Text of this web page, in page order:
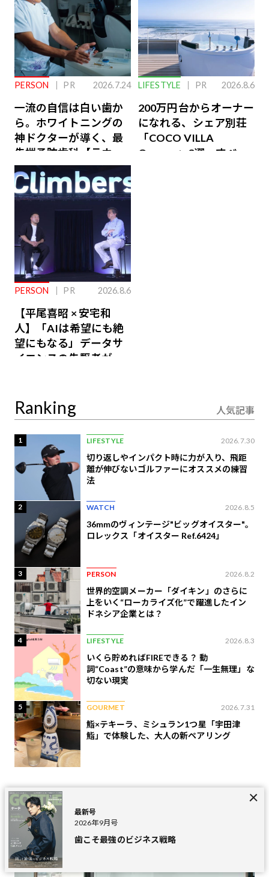
PERSON PR 2026.7.24
一流の自信は白い歯か
ら。ホワイトニングの
神ドクターが導く、最
先端予防歯科【ラウン
ジ会員特典あり】
LIFESTYLE PR 2026.8.6
200万円台からオーナー
になれる、シェア別荘
「COCO VILLA
Owners」3選。すべて
PERSON PR 2026.8.6
【平尾喜昭 × 安宅和
人】「AIは希望にも絶
望にもなる」データサ
イエンスの先駆者が語
Ranking 人気記事
1 LIFESTYLE 2026.7.30
切り返しやインパクト時に力が入り、飛距
離が伸びないゴルファーにオススメの練習
法
2 WATCH 2026.8.5
36mmのヴィンテージ"ビッグオイスター"。
ロレックス「オイスター Ref.6424」
3 PERSON 2026.8.2
世界的空調メーカー「ダイキン」のさらに
上をいく“ローカライズ化”で躍進したイン
ドネシア企業とは？
4 LIFESTYLE 2026.8.3
いくら貯めればFIREできる？ 動
詞“Coast”の意味から学んだ「一生無理」な
切ない現実
5 GOURMET 2026.7.31
鮨×テキーラ、ミシュラン1つ星「宇田津
鮨」で体験した、大人の新ペアリング
Movies 最新動画
最新号
2026年9月号
歯こそ最強のビジネス戦略